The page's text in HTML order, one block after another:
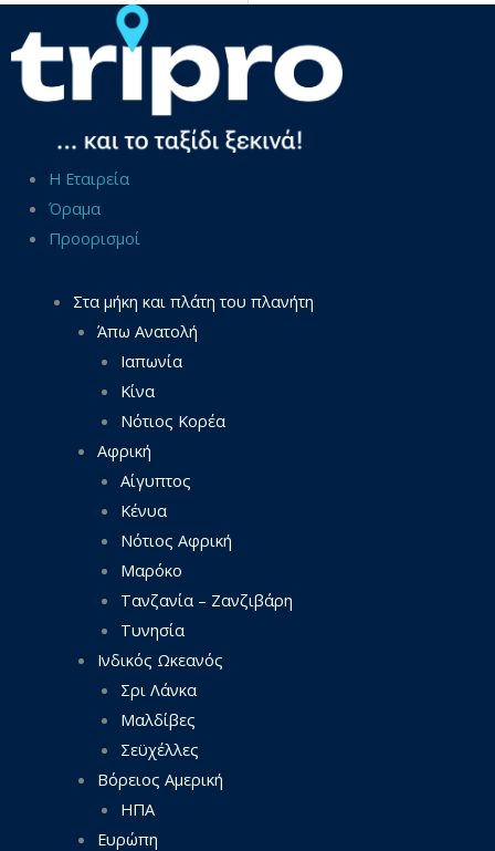
Η Εταιρεία
Όραμα
Προορισμοί
Στα μήκη και πλάτη του πλανήτη
Άπω Ανατολή
Ιαπωνία
Κίνα
Νότιος Κορέα
Αφρική
Αίγυπτος
Κένυα
Νότιος Αφρική
Μαρόκο
Τανζανία – Ζανζιβάρη
Τυνησία
Ινδικός Ωκεανός
Σρι Λάνκα
Μαλδίβες
Σεϋχέλλες
Βόρειος Αμερική
ΗΠΑ
Ευρώπη